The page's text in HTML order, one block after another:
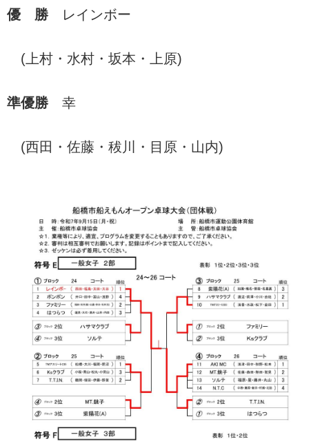
優 勝レインボー
(上村・水村・坂本・上原)
準優勝 幸
(西田・佐藤・秡川・目原・山内)